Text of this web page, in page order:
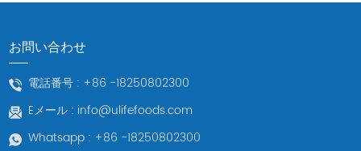
お問い合わせ
電話番号 : +86 -18250802300
Eメール : info@ulifefoods.com
Whatsapp : +86 -18250802300